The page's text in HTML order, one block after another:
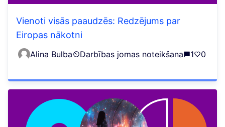
Vienoti visās paaudzēs: Redzējums par
Eiropas nākotni
Alina Bulba Darbības jomas noteikšana 1 0